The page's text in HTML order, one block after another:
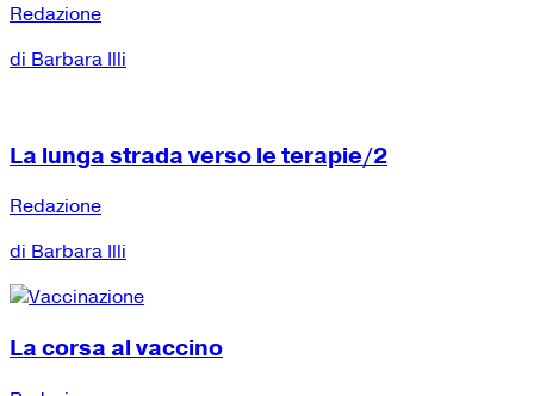
Redazione
di Barbara Illi
La lunga strada verso le terapie/2
Redazione
di Barbara Illi
La corsa al vaccino